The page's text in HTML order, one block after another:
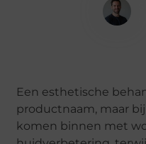
Een esthetische
productnaam, maar
komen binnen met